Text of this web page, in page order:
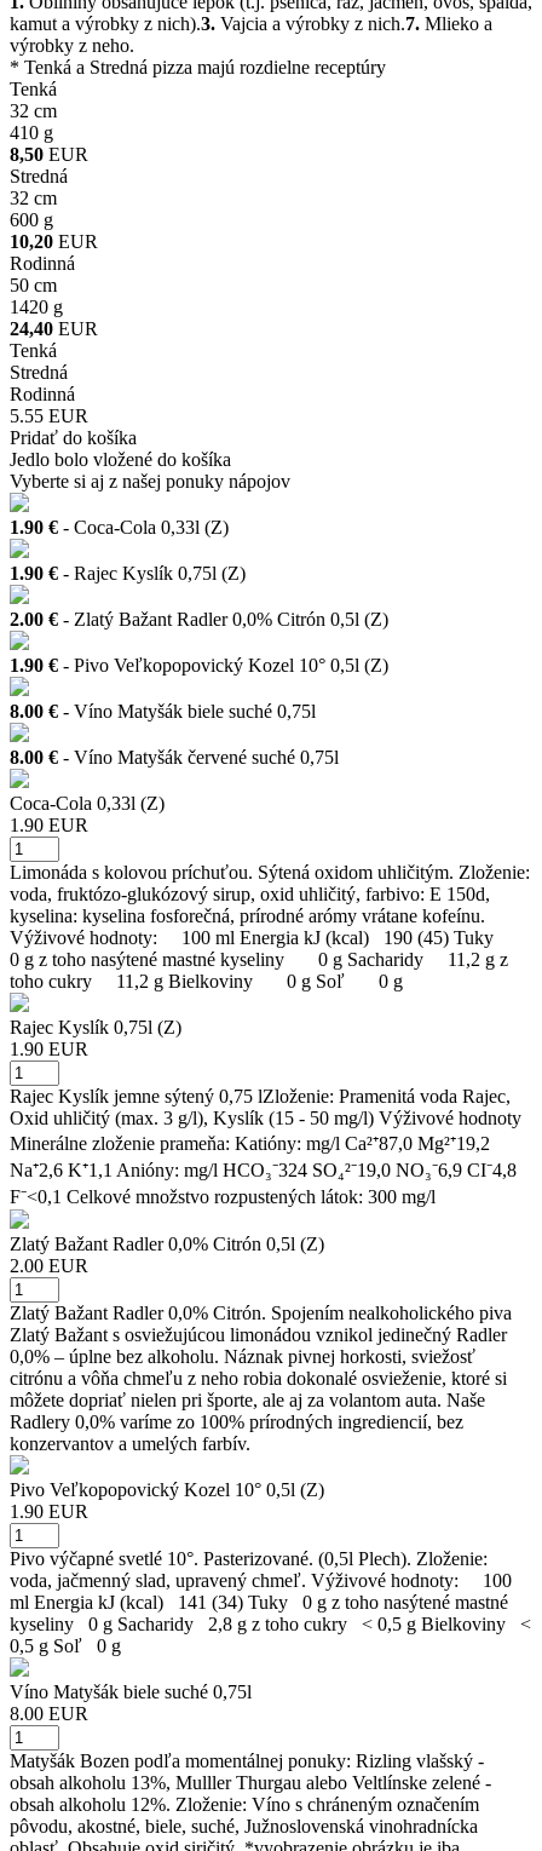
kamut a výrobky z nich).3. Vajcia a výrobky z nich.7. Mlieko a
výrobky z neho.
* Tenká a Stredná pizza majú rozdielne receptúry
Tenká
32 cm
410 g
8,50 EUR
Stredná
32 cm
600 g
10,20 EUR
Rodinná
50 cm
1420 g
24,40 EUR
Tenká
Stredná
Rodinná
5.55 EUR
Pridať do košíka
Jedlo bolo vložené do košíka
Vyberte si aj z našej ponuky nápojov
1.90 € - Coca-Cola 0,33l (Z)
1.90 € - Rajec Kyslík 0,75l (Z)
2.00 € - Zlatý Bažant Radler 0,0% Citrón 0,5l (Z)
1.90 € - Pivo Veľkopopovický Kozel 10° 0,5l (Z)
8.00 € - Víno Matyšák biele suché 0,75l
8.00 € - Víno Matyšák červené suché 0,75l
Coca-Cola 0,33l (Z)
1.90 EUR
Limonáda s kolovou príchuťou. Sýtená oxidom uhličitým. Zloženie:
voda, fruktózo-glukózový sirup, oxid uhličitý, farbivo: E 150d,
kyselina: kyselina fosforečná, prírodné arómy vrátane kofeínu.
Výživové hodnoty: 100 ml Energia kJ (kcal) 190 (45) Tuky
0 g z toho nasýtené mastné kyseliny 0 g Sacharidy 11,2 g z
toho cukry 11,2 g Bielkoviny 0 g Soľ 0 g
Rajec Kyslík 0,75l (Z)
1.90 EUR
Rajec Kyslík jemne sýtený 0,75 lZloženie: Pramenitá voda Rajec,
Oxid uhličitý (max. 3 g/l), Kyslík (15 - 50 mg/l) Výživové hodnoty
Minerálne zloženie prameňa: Katióny: mg/l Ca²⁺87,0 Mg²⁺19,2
Na⁺2,6 K⁺1,1 Anióny: mg/l HCO₃⁻324 SO₄²⁻19,0 NO₃⁻6,9 CI⁻4,8
F⁻<0,1 Celkové množstvo rozpustených látok: 300 mg/l
Zlatý Bažant Radler 0,0% Citrón 0,5l (Z)
2.00 EUR
Zlatý Bažant Radler 0,0% Citrón. Spojením nealkoholického piva
Zlatý Bažant s osviežujúcou limonádou vznikol jedinečný Radler
0,0% – úplne bez alkoholu. Náznak pivnej horkosti, sviežosť
citrónu a vôňa chmeľu z neho robia dokonalé osvieženie, ktoré si
môžete dopriať nielen pri športe, ale aj za volantom auta. Naše
Radlery 0,0% varíme zo 100% prírodných ingrediencií, bez
konzervantov a umelých farbív.
Pivo Veľkopopovický Kozel 10° 0,5l (Z)
1.90 EUR
Pivo výčapné svetlé 10°. Pasterizované. (0,5l Plech). Zloženie:
voda, jačmenný slad, upravený chmeľ. Výživové hodnoty: 100
ml Energia kJ (kcal) 141 (34) Tuky 0 g z toho nasýtené mastné
kyseliny 0 g Sacharidy 2,8 g z toho cukry < 0,5 g Bielkoviny <
0,5 g Soľ 0 g
Víno Matyšák biele suché 0,75l
8.00 EUR
Matyšák Bozen podľa momentálnej ponuky: Rizling vlašský -
obsah alkoholu 13%, Mulller Thurgau alebo Veltlínske zelené -
obsah alkoholu 12%. Zloženie: Víno s chráneným označením
pôvodu, akostné, biele, suché, Južnoslovenská vinohradnícka